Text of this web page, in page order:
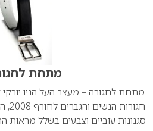
מתחת
מתחת לחגורה – מעצב העל הניו
סגנונות עוביים וצבעים בשלל